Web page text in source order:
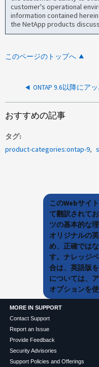
customer's operational
information contained
the NetApp products
このページのトップへ
ONTAP
おすすめの記事
タグ
product-categories:ontap-9
このWebサイ
て翻訳されて
ツの基本的な
オリジナルの
め、正確では
す。ナレッジ
合は、英語版
については、
オプションを
MORE IN SUPPORT
Contact Support
Report an Issue
Provide Feedback
Security Advisories
Support Policies and Offerings